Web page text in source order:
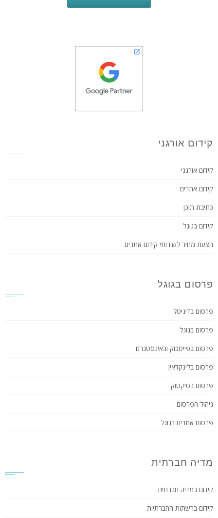
קידום אורגני
קידום אורגני
קידום אתרים
כתיבת תוכן
קידום בגוגל
הצעת מחיר לשירותי קידום אתרים
פרסום בגוגל
פרסום בדיגיטל
פרסום בגוגל
פרסום בפייסבוק ובאינסטגרם
פרסום בלינקדאין
פרסום בטיקטוק
ניהול הפרסום
פרסום אתרים בגוגל
מדיה חברתית
קידום במדיה חברתית
קידום ברשתות החברתיות